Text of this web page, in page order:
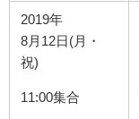
2019年
8月12日(月・
祝)
11:00集合